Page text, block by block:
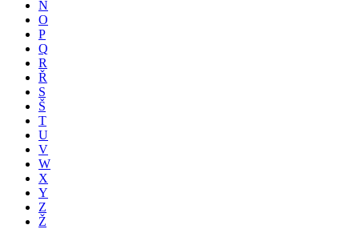
N
O
P
Q
R
Ř
S
Š
T
U
V
W
X
Y
Z
Ž